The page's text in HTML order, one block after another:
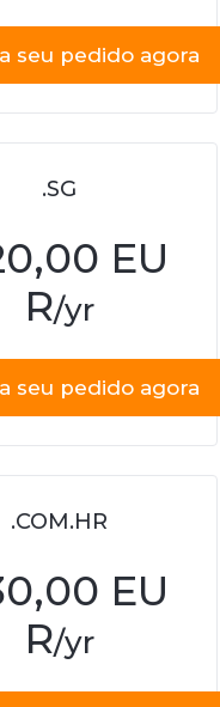
seu pedido agora
.SG
EU
R/yr
seu pedido agora
.COM.HR
EU
R/yr